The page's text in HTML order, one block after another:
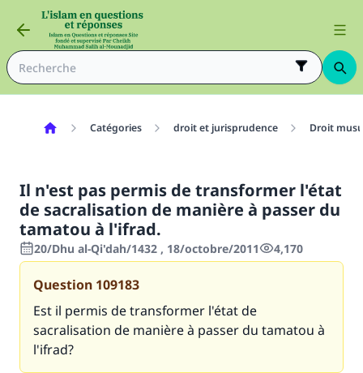
Catégories droit et jurisprudence Droit
Il n'est pas permis de transformer l'état
de sacralisation de manière à passer du
tamatou à l'ifrad.
20/Dhu al-Qi'dah/1432 , 18/octobre/2011 4,170
Question 109183
Est il permis de transformer l'état de
sacralisation de manière à passer du tamatou à
l'ifrad?